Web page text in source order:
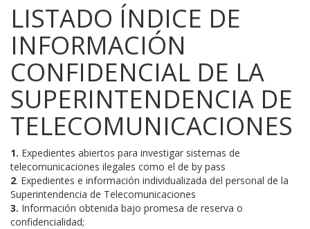
LISTADO ÍNDICE DE
INFORMACIÓN
CONFIDENCIAL DE LA
SUPERINTENDENCIA DE
TELECOMUNICACIONES
1. Expedientes abiertos para investigar sistemas de
telecomunicaciones ilegales como el de by pass
2. Expedientes e información individualizada del personal de la
Superintendencia de Telecomunicaciones
3. Información obtenida bajo promesa de reserva o
confidencialidad;